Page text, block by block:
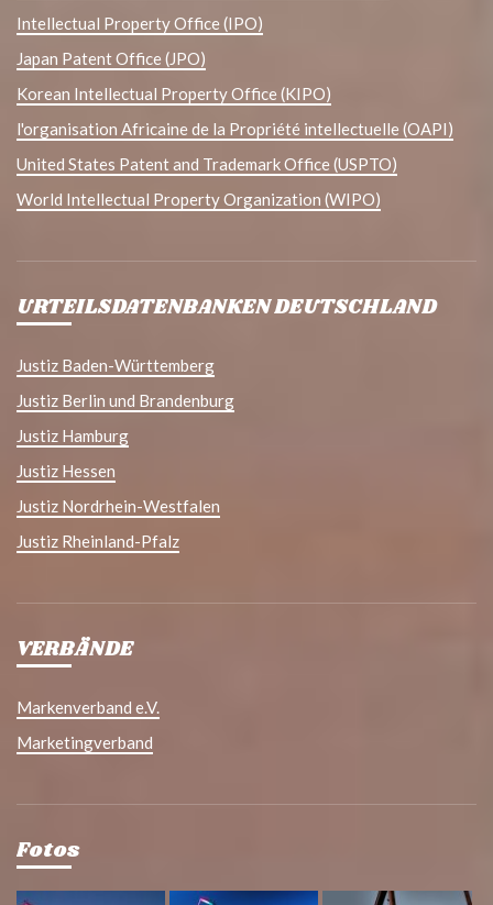
Intellectual Property Office (IPO)
Japan Patent Office (JPO)
Korean Intellectual Property Office (KIPO)
l'organisation Africaine de la Propriété intellectuelle (OAPI)
United States Patent and Trademark Office (USPTO)
World Intellectual Property Organization (WIPO)
URTEILSDATENBANKEN DEUTSCHLAND
Justiz Baden-Württemberg
Justiz Berlin und Brandenburg
Justiz Hamburg
Justiz Hessen
Justiz Nordrhein-Westfalen
Justiz Rheinland-Pfalz
VERBÄNDE
Markenverband e.V.
Marketingverband
Fotos